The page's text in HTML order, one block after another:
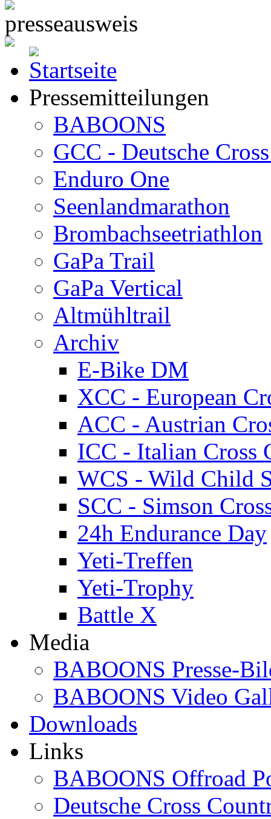
Pressemitteilungen
BABOONS
GCC - Deutsche
Enduro One
Seenlandmarathon
Brombachseetriathlon
GaPa Trail
GaPa Vertical
Altmühltrail
Archiv
E-Bike DM
XCC - European
ACC - Austrian
ICC - Italian Cross
WCS - Wild Child
SCC - Simson
24h Endurance Day
Yeti-Treffen
Yeti-Trophy
Battle X
Media
BABOONS Presse-
BABOONS Video
Downloads
Links
BABOONS Offroad
Deutsche Cross